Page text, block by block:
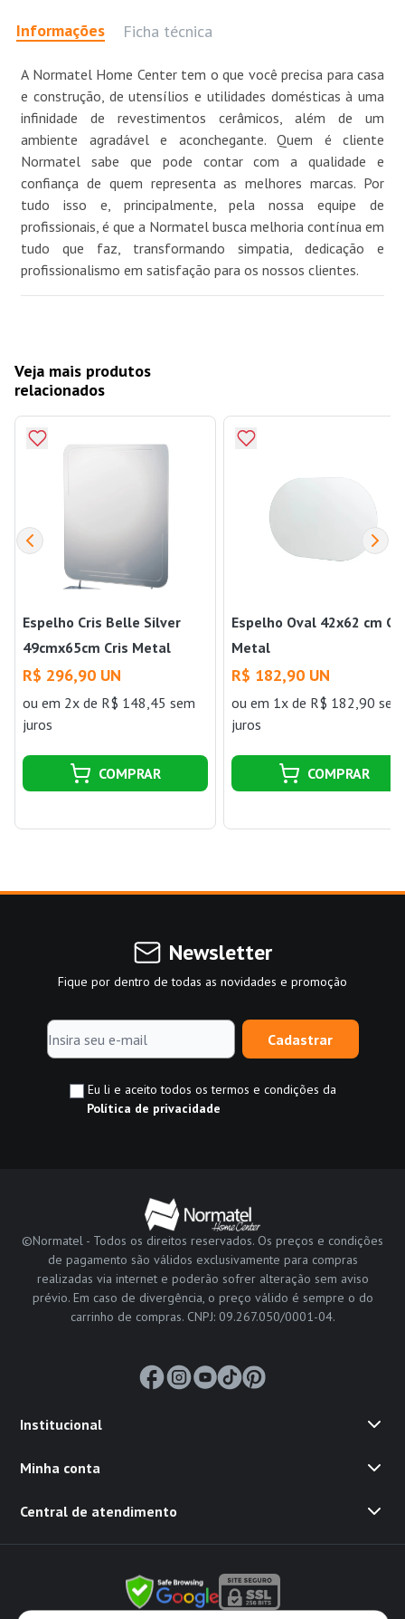
Informações Ficha técnica
A Normatel Home Center tem o que você precisa para casa
e construção, de utensílios e utilidades domésticas à uma
infinidade de revestimentos cerâmicos, além de um
ambiente agradável e aconchegante. Quem é cliente
Normatel sabe que pode contar com a qualidade e
confiança de quem representa as melhores marcas. Por
tudo isso e, principalmente, pela nossa equipe de
profissionais, é que a Normatel busca melhoria contínua em
tudo que faz, transformando simpatia, dedicação e
profissionalismo em satisfação para os nossos clientes.
Veja mais produtos
relacionados
Espelho Cris Belle Silver
49cmx65cm Cris Metal
R$ 296,90 UN
ou em 2x de R$ 148,45 sem
juros
COMPRAR
Espelho Oval 42x62 cm
Metal
R$ 182,90 UN
ouem 1x de R$ 182,90 sem
juros
COMPRAR
Newsletter
Fique por dentro de todas as novidades e promoção
Cadastrar
Eu li e aceito todos os termos e condições da
Política de privacidade
©Normatel - Todos os direitos reservados. Os preços e condições
de pagamento são válidos exclusivamente para compras
realizadas via internet e poderão sofrer alteração sem aviso
prévio. Em caso de divergência, o preço válido é sempre o do
carrinho de compras. CNPJ: 09.267.050/0001-04.
Institucional
Minha conta
Central de atendimento